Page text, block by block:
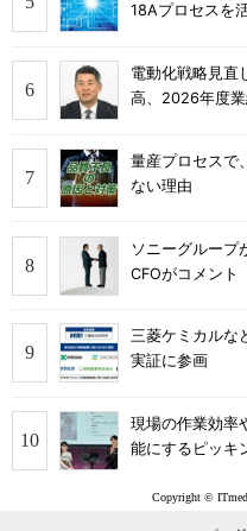
18Aプロセスを
電動化戦略見直
高、2026年度
量産プロセスで
ない理由
ソニーグルー
CFOがコメント
三菱ケミカルな
実証に参画
現場の作業効率
能にするピッキ
Copyright ©